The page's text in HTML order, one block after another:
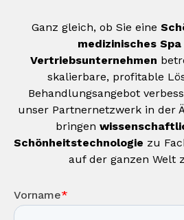
Ganz gleich, ob Sie eine
medizinisches
Vertriebsunternehmen
skalierbare, profitable
Behandlungsangebot
unser Partnernetzwerk in der
bringen
Schönheitstechnologie zu
auf der ganzen Welt